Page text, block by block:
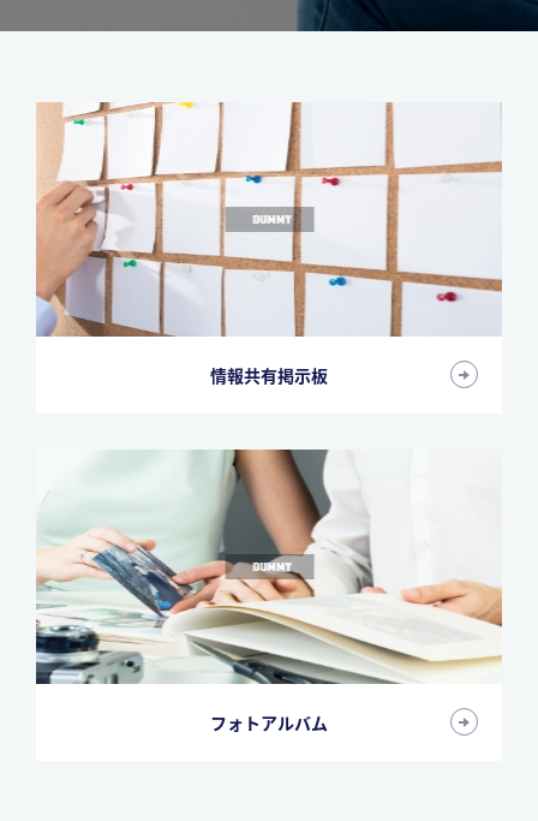
情報共有掲示板
フォトアルバム